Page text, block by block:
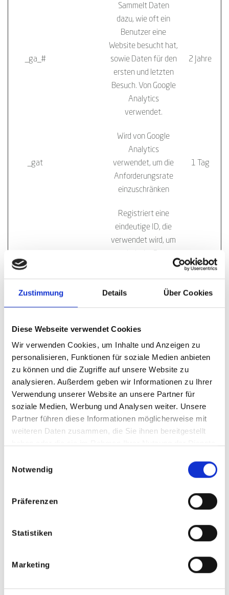
Zustimmung Details Über Cookies
Diese Webseite verwendet Cookies
Wir verwenden Cookies, um Inhalte und Anzeigen zu
personalisieren, Funktionen für soziale Medien anbieten
zu können und die Zugriffe auf unsere Website zu
analysieren. Außerdem geben wir Informationen zu Ihrer
Verwendung unserer Website an unsere Partner für
soziale Medien, Werbung und Analysen weiter. Unsere
Partner führen diese Informationen möglicherweise mit
weiteren Daten zusammen, die Sie ihnen bereitgestellt
Notwendig
Präferenzen
Statistiken
Marketing
_ga_#
Sammelt Daten
dazu, wie oft ein
Benutzer eine
Website besucht hat,
sowie Daten für den
ersten und letzten
Besuch. Von Google
Analytics
verwendet.
2 Jahre
_gat
Wird von Google
Analytics
verwendet, um die
Anforderungsrate
einzuschränken
1 Tag
Registriert eine
eindeutige ID, die
verwendet wird, um
Besucher die
Website nutzt, zu
generieren.
1 Tag
Marketing (1)
Marketing-Cookies werden verwendet, um Besuchern auf
Webseiten zu folgen. Die Absicht ist, Anzeigen zu zeigen, die
relevant und ansprechend für den einzelnen Benutzer sind und
daher wertvoller für Publisher und werbetreibende
Maximale
NID
Monat
e